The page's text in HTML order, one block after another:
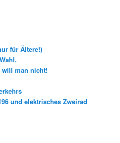
für Ältere!)
will man nicht!
und elektrisches Zweirad